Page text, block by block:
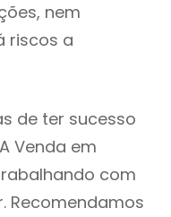
nem
riscos a
de ter sucesso
Venda em
com
Recomendamos